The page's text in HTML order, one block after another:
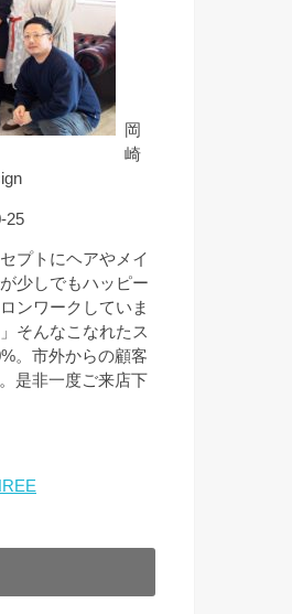
岡
崎
25
プトにヘアやメイ
少しでもハッピー
ンワークしていま
そんなこなれたス
。市外からの顧客
是非一度ご来店下